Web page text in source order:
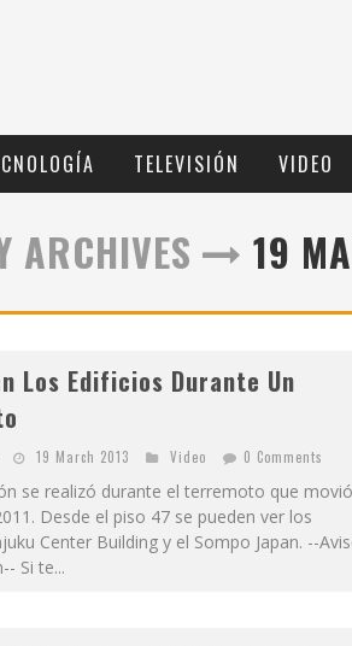
TELEVISIÓN VIDEO
ARCHIVES 19
Los Edificios Durante Un
19 March 2013 Video 0 Comments
se realizó durante el terremoto que movió
Desde el piso 47 se pueden ver los
Center Building y el Sompo Japan. --
Si te...